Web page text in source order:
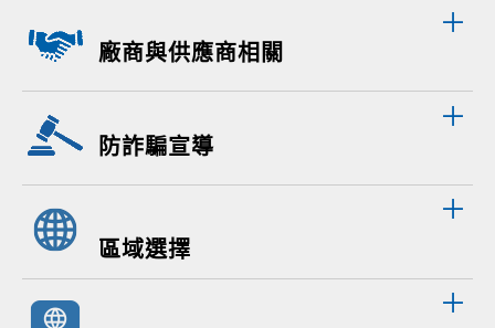
廠商與供應商相關
防詐騙宣導
區域選擇